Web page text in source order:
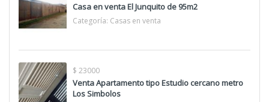
Casa en venta El Junquito de 95m2
Categoría: Casas en venta
$ 23000
Venta Apartamento tipo Estudio cercano metro
Los Simbolos